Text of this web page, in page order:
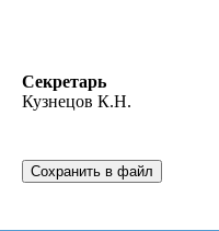
Секретарь
Кузнецов К.Н.